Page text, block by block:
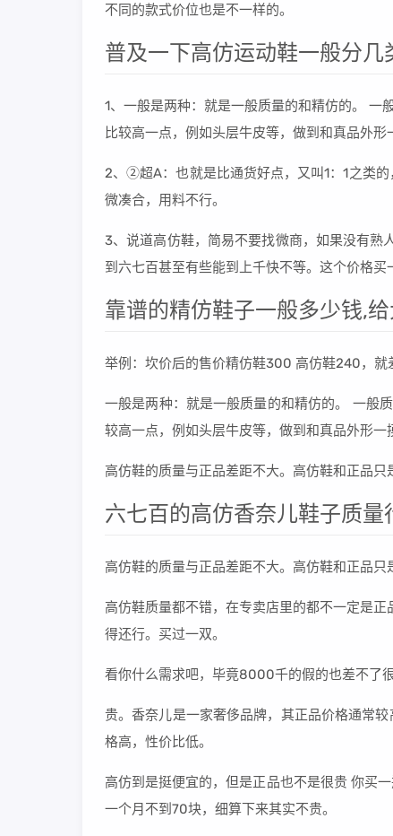
不同的款式价位也是不一样的。
普及一下高仿运动鞋一般分几
1、一般是两种：就是一般质量的和精仿的。
比较高一点，例如头层牛皮等，做到和真品外形
2、②超A：也就是比通货好点，又叫1：1之类
微凑合，用料不行。
3、说道高仿鞋，简易不要找微商，如果没有熟
到六七百甚至有些能到上千快不等。这个价格买
靠谱的精仿鞋子一般多少钱,
举例：坎价后的售价精仿鞋300 高仿鞋240，就
一般是两种：就是一般质量的和精仿的。 一般
较高一点，例如头层牛皮等，做到和真品外形一
高仿鞋的质量与正品差距不大。高仿鞋和正品只
六七百的高仿香奈儿鞋子质量
高仿鞋的质量与正品差距不大。高仿鞋和正品只
高仿鞋质量都不错，在专卖店里的都不一定是
得还行。买过一双。
看你什么需求吧，毕竟8000千的假的也差不了
贵。香奈儿是一家奢侈品牌，其正品价格通常
格高，性价比低。
高仿到是挺便宜的，但是正品也不是很贵 你买
一个月不到70块，细算下来其实不贵。